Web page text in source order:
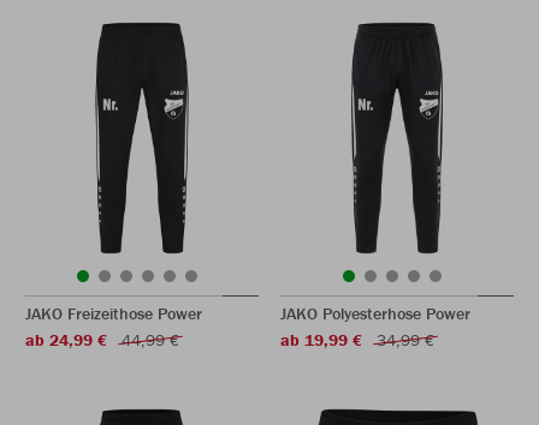
JAKO Freizeithose Power
ab 24,99 €
44,99 €
JAKO Polyesterhose Power
ab 19,99 €
34,99 €